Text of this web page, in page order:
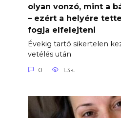
olyan vonzó, mint a
– ezért a helyére
fogja elfelejteni
Évekig tartó sikertelen
vetélés után
0 1.3к.